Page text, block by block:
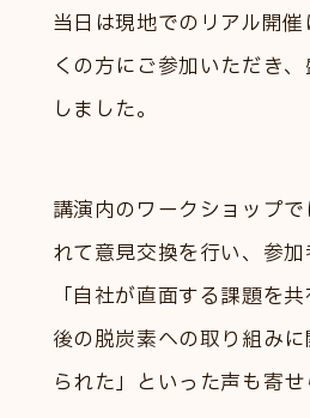
当日は現地でのリアル開
くの方にご参加いただき
しました。
講演内のワークショップ
れて意見交換を行い、参
「自社が直面する課題を
後の脱炭素への取り組み
られた」といった声も寄せ